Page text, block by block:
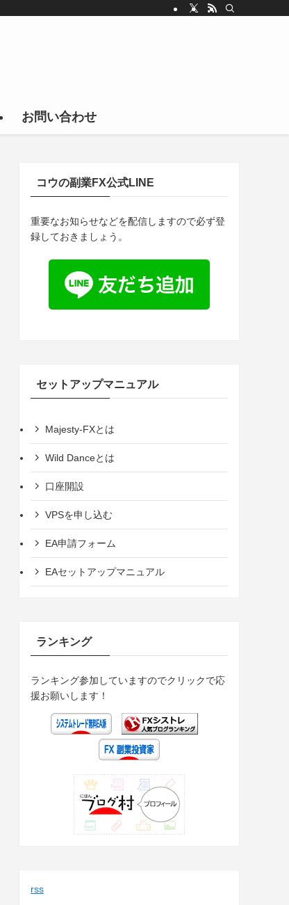
お問い合わせ
コウの副業FX公式LINE
重要なお知らせなどを配信しますので必ず登
録しておきましょう。
セットアップマニュアル
Majesty-FXとは
Wild Danceとは
口座開設
VPSを申し込む
EA申請フォーム
EAセットアップマニュアル
ランキング
ランキング参加していますのでクリックで応
援お願いします！
rss